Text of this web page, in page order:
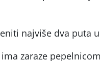
najviše dva puta
zaraze